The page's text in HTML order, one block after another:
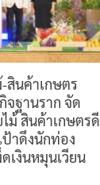
สินค้าเกษตร
ฐานราก จัด
ม้ สินค้าเกษตรดี
าดึงนักท่อง
เงินหมุนเวียน